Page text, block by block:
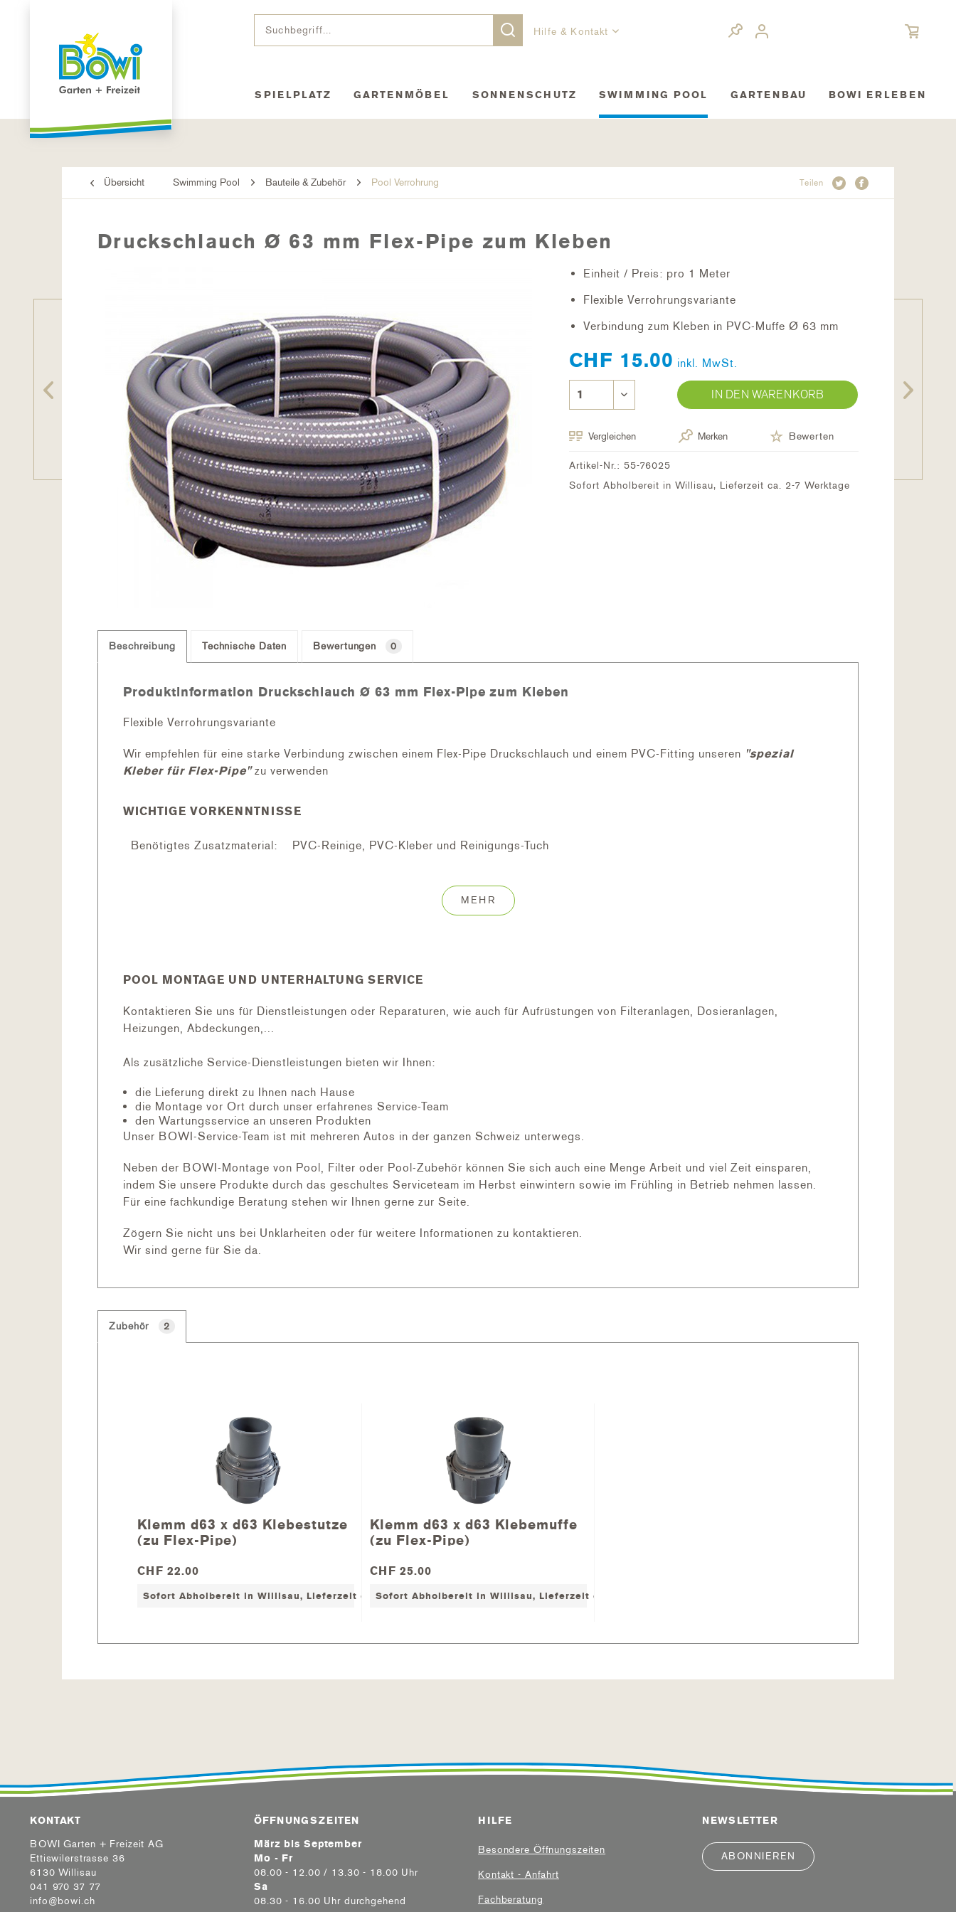
Hilfe & Kontakt
SPIELPLATZ GARTENMÖBEL SONNENSCHUTZ SWIMMING POOL GARTENBAU BOWI ERLEBEN
Übersicht Swimming Pool Bauteile & Zubehör Pool Verrohrung Teilen
Druckschlauch Ø 63 mm Flex-Pipe zum Kleben
Einheit / Preis: pro 1 Meter
Flexible Verrohrungsvariante
Verbindung zum Kleben in PVC-Muffe Ø 63 mm
CHF 15.00 inkl. MwSt.
IN DEN WARENKORB
Vergleichen Merken Bewerten
Artikel-Nr.: 55-76025
Sofort Abholbereit in Willisau, Lieferzeit ca. 2-7 Werktage
Beschreibung Technische Daten Bewertungen 0
Produktinformation Druckschlauch Ø 63 mm Flex-Pipe zum Kleben
Flexible Verrohrungsvariante
Wir empfehlen für eine starke Verbindung zwischen einem Flex-Pipe Druckschlauch und einem PVC-Fitting unseren "spezial
Kleber für Flex-Pipe"zu verwenden
WICHTIGE VORKENNTNISSE
Benötigtes Zusatzmaterial:
PVC-Reinige, PVC-Kleber und Reinigungs-Tuch
Kleber mit Pinsel beidseitiges und gleichmässiges auftragen.
Sofort die beklebten PVC-Teile richtig zusammenstecken.
(härtet innert wenigen sec.)
Überschüssigen Kleber entfernen.
(PVC-Verbindung darf während Aushärtungszeit nicht auf Druck oder drehen belastet werden)
MEHR
POOL MONTAGE UND UNTERHALTUNG SERVICE
Kontaktieren Sie uns für Dienstleistungen oder Reparaturen, wie auch für Aufrüstungen von Filteranlagen, Dosieranlagen,
Heizungen, Abdeckungen,...
Als zusätzliche Service-Dienstleistungen bieten wir Ihnen:
die Lieferung direkt zu Ihnen nach Hause
die Montage vor Ort durch unser erfahrenes Service-Team
den Wartungsservice an unseren Produkten
Unser BOWI-Service-Team ist mit mehreren Autos in der ganzen Schweiz unterwegs.
Neben der BOWI-Montage von Pool, Filter oder Pool-Zubehör können Sie sich auch eine Menge Arbeit und viel Zeit einsparen,
indem Sie unsere Produkte durch das geschultes Serviceteam im Herbst einwintern sowie im Frühling in Betrieb nehmen lassen.
Für eine fachkundige Beratung stehen wir Ihnen gerne zur Seite.
Zögern Sie nicht uns bei Unklarheiten oder für weitere Informationen zu kontaktieren.
Wir sind gerne für Sie da.
Zubehör 2
Klemm d63 x d63 Klebestutze
(zu Flex-Pipe)
CHF 22.00
Sofort Abholbereit in Willisau, Lieferzeit ca. 1-2 Tage
Klemm d63 x d63 Klebemuffe
(zu Flex-Pipe)
CHF 25.00
Sofort Abholbereit in Willisau, Lieferzeit ca. 1-2 Tage
KONTAKT
BOWI Garten + Freizeit AG
Ettiswilerstrasse 36
6130 Willisau
041 970 37 77
info@bowi.ch
ÖFFNUNGSZEITEN
März bis September
Mo - Fr
08.00 - 12.00 / 13.30 - 18.00 Uhr
Sa
08.30 - 16.00 Uhr durchgehend
HILFE
Besondere Öffnungszeiten
Kontakt - Anfahrt
Fachberatung
NEWSLETTER
ABONNIEREN